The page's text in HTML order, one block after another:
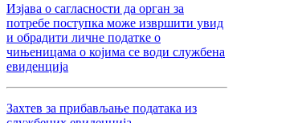
Изјава о сагласности да орган за
потребе поступка може извршити увид
и обрадити личне податке о
чињеницама о којима се води службена
евиденција
Захтев за прибављање података из